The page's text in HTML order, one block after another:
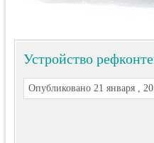
Устройство
Опубликовано 21 января ,